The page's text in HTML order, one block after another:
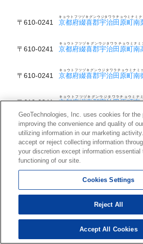
〒610-0241 京都府綴喜郡宇治田原町南
キョウトフツヅキグンウジタワラチョウミナミク
〒610-0241 京都府綴喜郡宇治田原町南
キョウトフツヅキグンウジタワラチョウミナミ
〒610-0241 京都府綴喜郡宇治田原町南
キョウトフツヅキグンウジタワラチョウミナミ
〒610-0241 京都府綴喜郡宇治田原町南
キョウトフツヅキグンウジタワラチョウミナ
〒610-0241 京都府綴喜郡宇治田原町南
キョウトフツヅキグンウジタワラチョウミナミシ
〒610-0241 京都府綴喜郡宇治田原町南
キョウトフツヅキグンウジタワラチョウミナミ
京都府綴喜郡宇治田原町南
京都府綴喜郡宇治田原町南
キョウトフツヅキグンウジタワラチョウミナミス
京都府綴喜郡宇治田原町南
キョウトフツヅキグンウジタワラチョウミナミセ
GeoTechnologies, Inc. uses cookies for the
improving the convenience and quality of
utilizing information in our marketing
accept or reject collecting information
your discretion except information essential
functioning of our site.
Cookies Settings
Reject All
Accept All Cookies